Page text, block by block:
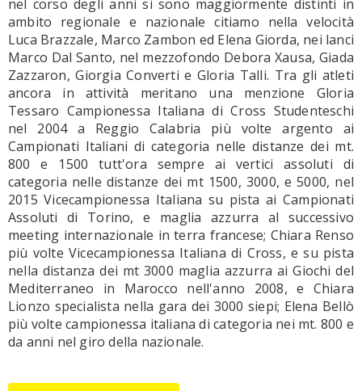
nel corso degli anni si sono maggiormente distinti in
ambito regionale e nazionale citiamo nella velocità
Luca Brazzale, Marco Zambon ed Elena Giorda, nei lanci
Marco Dal Santo, nel mezzofondo Debora Xausa, Giada
Zazzaron, Giorgia Converti e Gloria Talli. Tra gli atleti
ancora in attività meritano una menzione Gloria
Tessaro Campionessa Italiana di Cross Studenteschi
nel 2004 a Reggio Calabria più volte argento ai
Campionati Italiani di categoria nelle distanze dei mt.
800 e 1500 tutt'ora sempre ai vertici assoluti di
categoria nelle distanze dei mt 1500, 3000, e 5000, nel
2015 Vicecampionessa Italiana su pista ai Campionati
Assoluti di Torino, e maglia azzurra al successivo
meeting internazionale in terra francese; Chiara Renso
più volte Vicecampionessa Italiana di Cross, e su pista
nella distanza dei mt 3000 maglia azzurra ai Giochi del
Mediterraneo in Marocco nell'anno 2008, e Chiara
Lionzo specialista nella gara dei 3000 siepi; Elena Bellò
più volte campionessa italiana di categoria nei mt. 800 e
da anni nel giro della nazionale.